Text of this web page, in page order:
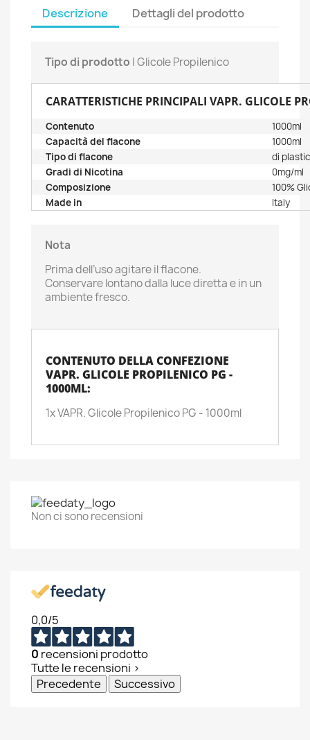
Descrizione Dettagli del prodotto
Tipo di prodotto | Glicole Propilenico
CARATTERISTICHE PRINCIPALI VAPR. GLICOLE
Contenuto
1000ml
Capacità del flacone
1000ml
Tipo di flacone
di
Gradi di Nicotina
0mg/ml
Composizione
100%
Made in
Italy
Nota
Prima dell’uso agitare il flacone.
Conservare lontano dalla luce diretta e in un
ambiente fresco.
CONTENUTO DELLA CONFEZIONE
VAPR. GLICOLE PROPILENICO PG -
1000ML:
1x VAPR. Glicole Propilenico PG - 1000ml
Non ci sono recensioni
0,0/5
0 recensioni prodotto
Tutte le recensioni >
Precedente
Successivo